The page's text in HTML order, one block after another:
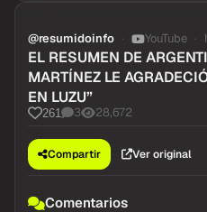
@resumidoinfo YouTube
EL RESUMEN DE
MARTÍNEZ LE
EN LUZU”
261 3 28,672
Compartir Ver original
Comentarios